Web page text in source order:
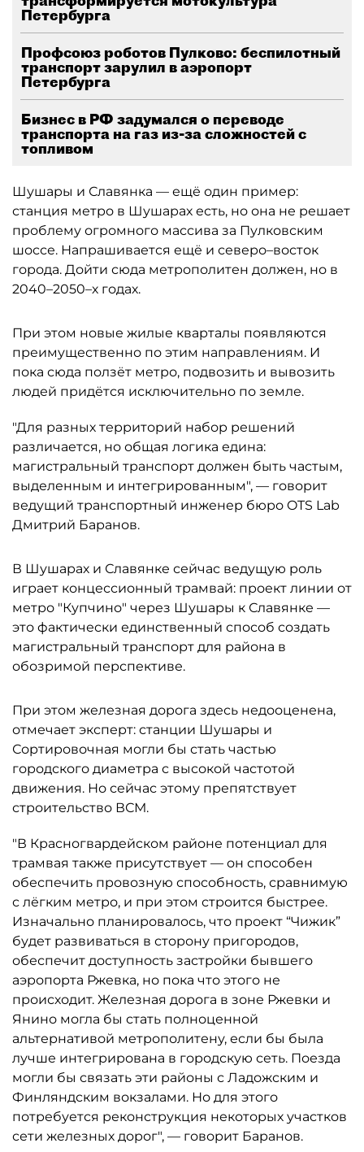
Петербурга
Профсоюз роботов Пулково: беспилотный
транспорт зарулил в аэропорт
Петербурга
Бизнес в РФ задумался о переводе
транспорта на газ из-за сложностей с
топливом
Шушары и Славянка — ещё один пример:
станция метро в Шушарах есть, но она не решает
проблему огромного массива за Пулковским
шоссе. Напрашивается ещё и северо–восток
города. Дойти сюда метрополитен должен, но в
2040–2050–х годах.
При этом новые жилые кварталы появляются
преимущественно по этим направлениям. И
пока сюда ползёт метро, подвозить и вывозить
людей придётся исключительно по земле.
"Для разных территорий набор решений
различается, но общая логика едина:
магистральный транспорт должен быть частым,
выделенным и интегрированным", — говорит
ведущий транспортный инженер бюро OTS Lab
Дмитрий Баранов.
В Шушарах и Славянке сейчас ведущую роль
играет концессионный трамвай: проект линии от
метро "Купчино" через Шушары к Славянке —
это фактически единственный способ создать
магистральный транспорт для района в
обозримой перспективе.
При этом железная дорога здесь недооценена,
отмечает эксперт: станции Шушары и
Сортировочная могли бы стать частью
городского диаметра с высокой частотой
движения. Но сейчас этому препятствует
строительство ВСМ.
"В Красногвардейском районе потенциал для
трамвая также присутствует — он способен
обеспечить провозную способность, сравнимую
с лёгким метро, и при этом строится быстрее.
Изначально планировалось, что проект “Чижик”
будет развиваться в сторону пригородов,
обеспечит доступность застройки бывшего
аэропорта Ржевка, но пока что этого не
происходит. Железная дорога в зоне Ржевки и
Янино могла бы стать полноценной
альтернативой метрополитену, если бы была
лучше интегрирована в городскую сеть. Поезда
могли бы связать эти районы с Ладожским и
Финляндским вокзалами. Но для этого
потребуется реконструкция некоторых участков
сети железных дорог", — говорит Баранов.